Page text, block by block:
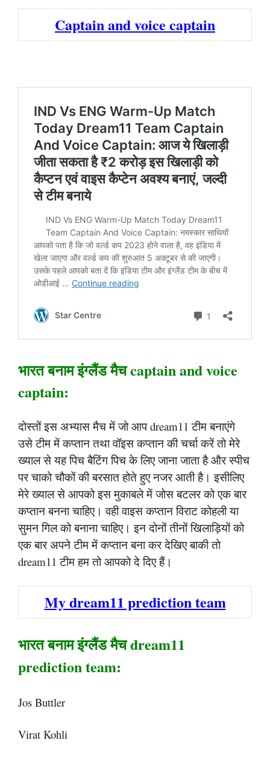
Captain and voice captain
भारत बनाम इंग्लैंड मैच captain and voice
captain:
दोस्तों इस अभ्यास मैच में जो आप dream11 टीम बनाएंगे
उसे टीम में कप्तान तथा वॉइस कप्तान की चर्चा करें तो मेरे
ख्याल से यह पिच बैटिंग पिच के लिए जाना जाता है और स्पीच
पर चाको चौकों की बरसात होते हुए नजर आती है। इसीलिए
मेरे ख्याल से आपको इस मुकाबले में जोस बटलर को एक बार
कप्तान बनना चाहिए। वही वाइस कप्तान विराट कोहली या
सुमन गिल को बनाना चाहिए। इन दोनों तीनों खिलाड़ियों को
एक बार अपने टीम में कप्तान बना कर देखिए बाकी तो
dream11 टीम हम तो आपको दे दिए हैं।
My dream11 prediction team
भारत बनाम इंग्लैंड मैच dream11
prediction team:
Jos Buttler
Virat Kohli